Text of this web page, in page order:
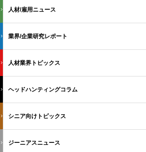
人材/雇用ニュース
業界/企業研究レポート
人材業界トピックス
ヘッドハンティングコラム
シニア向けトピックス
ジーニアスニュース